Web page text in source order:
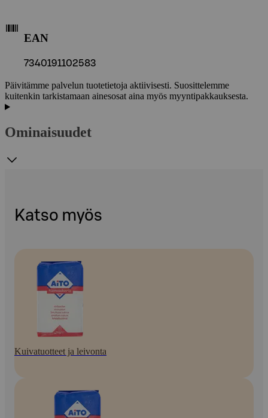
EAN
7340191102583
Päivitämme palvelun tuotetietoja aktiivisesti. Suosittelemme
kuitenkin tarkistamaan ainesosat aina myös myyntipakkauksesta.
Ominaisuudet
Katso myös
Kuivatuotteet ja leivonta